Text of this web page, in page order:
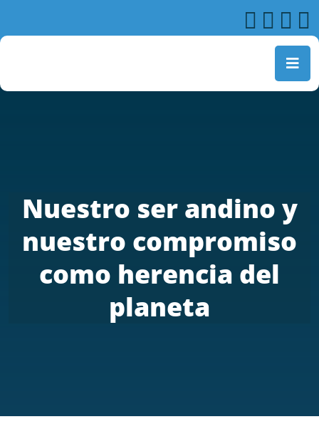
Nuestro ser andino y
nuestro compromiso
como herencia del
planeta